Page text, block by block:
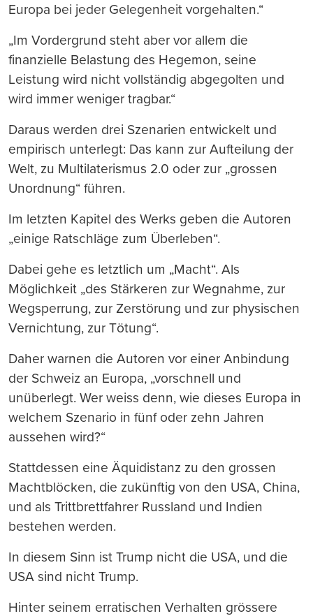
Europa bei jeder Gelegenheit vorgehalten.“
„Im Vordergrund steht aber vor allem die
finanzielle Belastung des Hegemon, seine
Leistung wird nicht vollständig abgegolten und
wird immer weniger tragbar.“
Daraus werden drei Szenarien entwickelt und
empirisch unterlegt: Das kann zur Aufteilung der
Welt, zu Multilaterismus 2.0 oder zur „grossen
Unordnung“ führen.
Im letzten Kapitel des Werks geben die Autoren
„einige Ratschläge zum Überleben“.
Dabei gehe es letztlich um „Macht“. Als
Möglichkeit „des Stärkeren zur Wegnahme, zur
Wegsperrung, zur Zerstörung und zur physischen
Vernichtung, zur Tötung“.
Daher warnen die Autoren vor einer Anbindung
der Schweiz an Europa, „vorschnell und
unüberlegt. Wer weiss denn, wie dieses Europa in
welchem Szenario in fünf oder zehn Jahren
aussehen wird?“
Stattdessen eine Äquidistanz zu den grossen
Machtblöcken, die zukünftig von den USA, China,
und als Trittbrettfahrer Russland und Indien
bestehen werden.
In diesem Sinn ist Trump nicht die USA, und die
USA sind nicht Trump.
Hinter seinem erratischen Verhalten grössere